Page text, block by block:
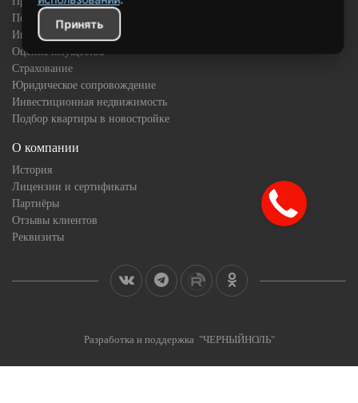
Покупка
Ипотека
Оценка имущества
Страхование
Юридическое сопровождение
Инвестиционная недвижимость
Подбор квартиры в новостройке
О компании
История
Лицензии и сертификаты
Партнёры
Отзывы клиентов
Реквизиты
Разработка и поддержка "ЧЕРНЫЙНОЛЬ"
Принять